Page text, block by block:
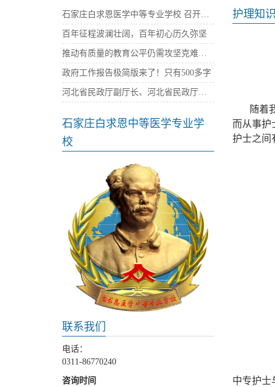
护理知识
随着我
而从事护
护士之间
中专护士
百年征程波澜壮阔，百年初心历久弥坚
政府工作报告极简版来了！只有500多字
石家庄白求恩中等医学专业学
校
联系我们
电话：
0311-86770240
咨询时间